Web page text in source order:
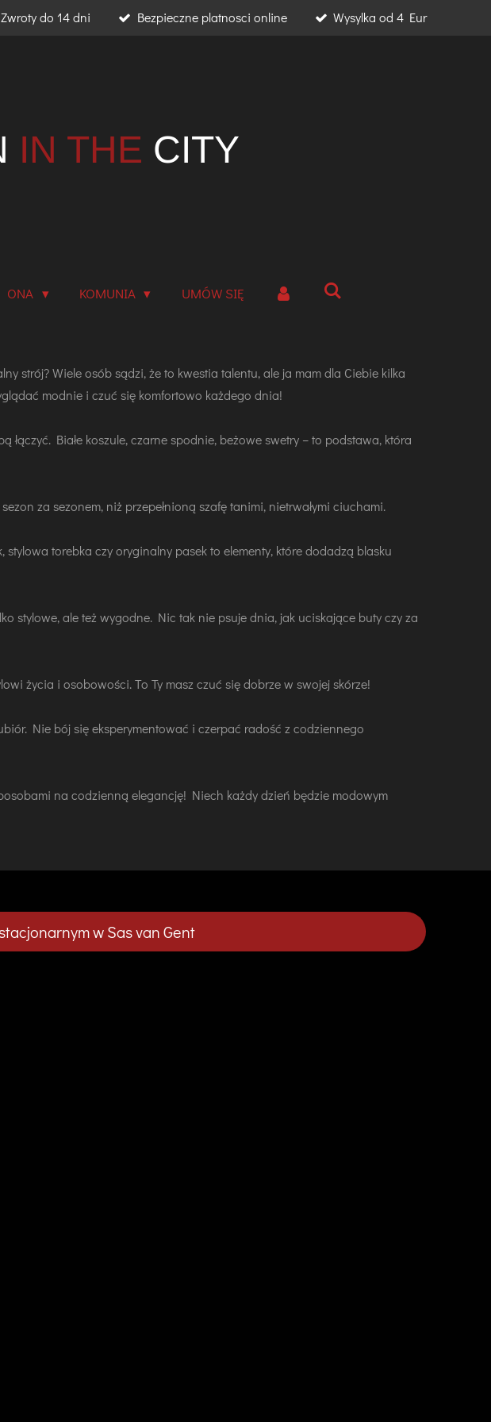
Zwroty do 14 dni Bezpieczne platnosci online Wysylka od 4 Eur
IN THE CITY
ONA KOMUNIA UMÓW SIĘ
strój? Wiele osób sądzi, że to kwestia talentu, ale ja mam dla Ciebie kilka
modnie i czuć się komfortowo każdego dnia!
Białe koszule, czarne spodnie, beżowe swetry – to podstawa, która
za sezonem, niż przepełnioną szafę tanimi, nietrwałymi ciuchami.
torebka czy oryginalny pasek to elementy, które dodadzą blasku
stylowe, ale też wygodne. Nic tak nie psuje dnia, jak uciskające buty czy za
życia i osobowości. To Ty masz czuć się dobrze w swojej skórze!
Nie bój się eksperymentować i czerpać radość z codziennego
na codzienną elegancję! Niech każdy dzień będzie modowym
w Sas van Gent